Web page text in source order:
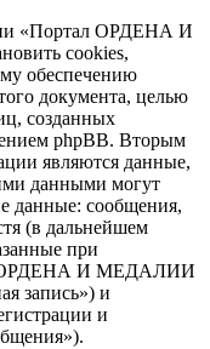
«Портал ОРДЕНА И
cookies,
обеспечению
документа, целью
созданных
phpBB. Вторым
являются данные,
данными могут
данные: сообщения,
(в дальнейшем
при
ОРДЕНА И МЕДАЛИИ
запись») и
и